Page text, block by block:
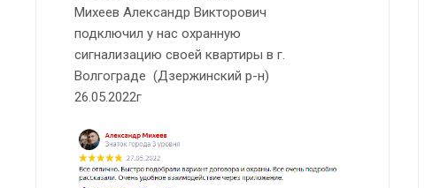
Михеев Александр Викторович
подключил у нас охранную
сигнализацию своей квартиры в г.
Волгограде (Дзержинский р-н)
26.05.2022г